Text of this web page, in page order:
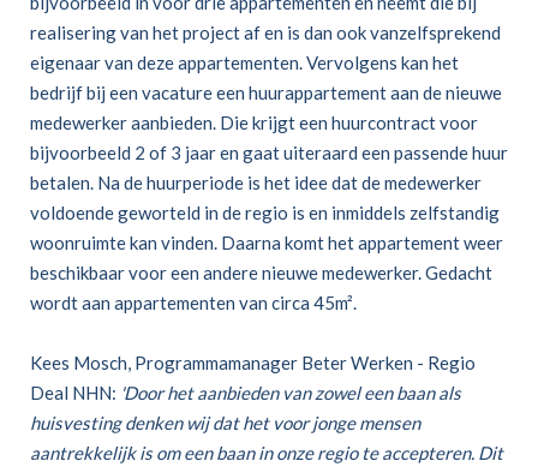
realisering van het project af en is dan ook vanzelfsprekend
eigenaar van deze appartementen. Vervolgens kan het
bedrijf bij een vacature een huurappartement aan de nieuwe
medewerker aanbieden. Die krijgt een huurcontract voor
bijvoorbeeld 2 of 3 jaar en gaat uiteraard een passende huur
betalen. Na de huurperiode is het idee dat de medewerker
voldoende geworteld in de regio is en inmiddels zelfstandig
woonruimte kan vinden. Daarna komt het appartement weer
beschikbaar voor een andere nieuwe medewerker. Gedacht
wordt aan appartementen van circa 45m².
Kees Mosch, Programmamanager Beter Werken - Regio
Deal NHN: 'Door het aanbieden van zowel een baan als
huisvesting denken wij dat het voor jonge mensen
aantrekkelijk is om een baan in onze regio te accepteren. Dit